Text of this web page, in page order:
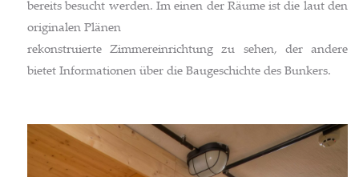
bereits besucht werden. Im einen der Räume ist die laut den
originalen Plänen
rekonstruierte Zimmereinrichtung zu sehen, der andere
bietet Informationen über die Baugeschichte des Bunkers.